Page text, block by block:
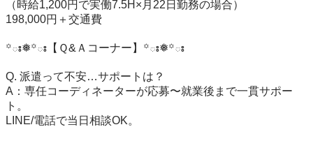
（時給1,200円で実働7.5H×月22日勤務の場合）
198,000円＋交通費
꙳ః❅꙳ః【Ｑ&Ａコーナー】꙳ః❅꙳ః
Q. 派遣って不安…サポートは？
A：専任コーディネーターが応募〜就業後まで一貫サポー
ト。
LINE/電話で当日相談OK。